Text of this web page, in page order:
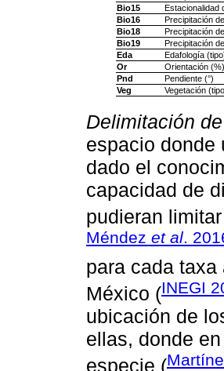
Bio15
Estacionalidad
Bio16
Precipitación
Bio18
Precipitación
Bio19
Precipitación
Eda
Edafología
Or
Orientación (%)
Pnd
Pendiente (°)
Veg
Vegetación
Delimitación
espacio donde
dado el
capacidad de
pudieran
Méndez et al.
para cada
México (INEGI
ubicación de
ellas, donde
especie (